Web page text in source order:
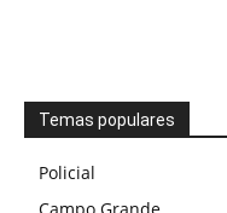
Temas populares
Policial